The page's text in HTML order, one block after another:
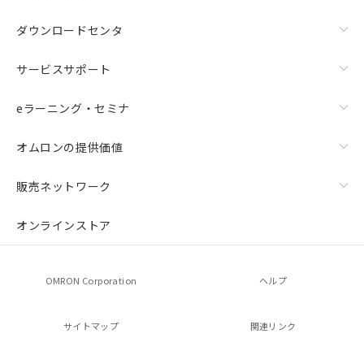
ダウンロードセンタ
サービスサポート
eラーニング・セミナ
オムロンの提供価値
販売ネットワーク
オンラインストア
OMRON Corporation ヘルプ
サイトマップ 関連リンク